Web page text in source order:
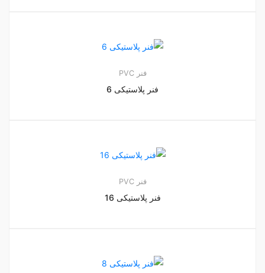
فنر PVC
فنر پلاستیکی 6
فنر PVC
فنر پلاستیکی 16